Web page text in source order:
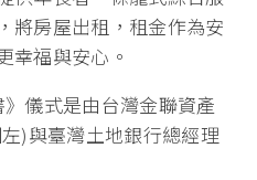
將房屋出租，租金作為安
幸福與安心。
儀式是由台灣金聯資產
)與臺灣土地銀行總經理